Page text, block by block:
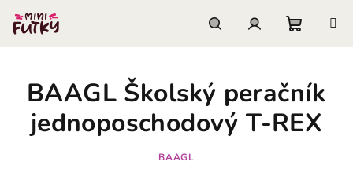
obsah
košík
BAAGL Školský peračník
jednoposchodový T-REX
BAAGL